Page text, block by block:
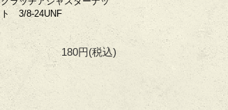
ト 3/8-24UNF
180円(税込)